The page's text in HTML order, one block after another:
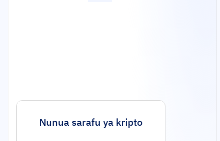
Nunua sarafu ya kripto